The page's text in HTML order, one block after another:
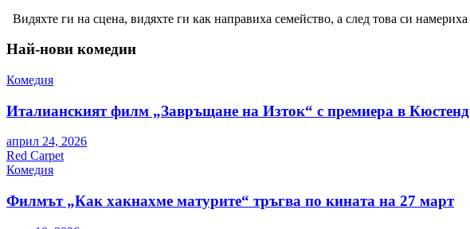
Видяхте ги на сцена, видяхте ги как направиха семейство, а след това си
Най-нови комедии
Комедия
Италианският филм „Завръщане на Изток“ с премиера в
април 24, 2026
Red Carpet
Комедия
Филмът „Как хакнахме матурите“ тръгва по кината на 27 март